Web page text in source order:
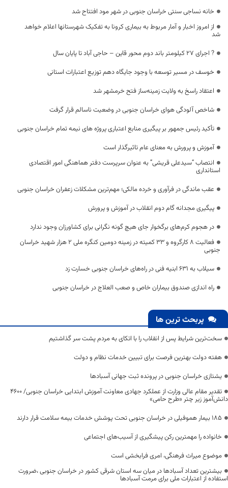
خانه نساجی سنتی خراسان جنوبی در شهر مود افتتاح شد
از امروز اخبار و آمار مربوط به بیماری کرونا به تفکیک شهرستانها اعلام خواهد
شد
? اجرای 27 کیلومتر باند دوم محور قاین – حاجی آباد تا پایان سال
خوسف در مسیر توسعه با وجود جایگاه دهم توزیع اعتبارات استانی
اعتقاد راسخ به ولایت زمینه‌ساز فتح خرمشهر شد
شاخص آلودگی هوای خراسان جنوبی در وضعیت ناسالم قرار گرفت
تأکید رئیس جمهور بر پیگیری منابع اعتباری پروژه های نیمه تمام خراسان جنوبی
آموزش و پرورش به معنای عام تاثیرگذار است
انتصاب “سیدعلی قریشی” به عنوان سرپرست دفتر هماهنگی امور اقتصادی
استانداری
عقب ماندگی در فرآوری و خرده مالکی؛ مهم‌ترین مشکلات زعفران خراسان جنوبی
پیگیری مجدانه گام دوم انقلاب در آموزش و پرورش
در هجوم کرم‌های برگخوار جای هیچ گونه نگرانی برای کشاورزان وجود ندارد
فعالیت ۸ کارگروه و ۳۳ کمیته در زمینه دومین کنگره ملی ۲ هزار شهید خراسان
جنوبی
سیلاب به ۶۳۱ ابنیه فنی در راه‌های خراسان جنوبی خسارت زد
راه اندازی صندوق بیماران خاص و صعب العلاج در خراسان جنوبی
پربحث ترین ها
سخت‌ترین شرایط پس از انقلاب را با اتکای به مردم پشت سر گذاشتیم
هفته دولت بهترین فرصت برای تبیین خدمات نظام و دولت
یشتازی خراسان جنوبی در پرونده ثبت جهانی آسبادها
تقدیر مقام عالی وزارت از عملکرد جهادی معاونت آموزش ابتدایی خراسان جنوبی/ ۴۶۰۰
دانش‌آموز زیر چتر «طرح حامی»
۱۸۵ بیمار هموفیلی در خراسان جنوبی تحت پوشش خدمات بیمه سلامت قرار دارند
خانواده را مهمترین رکن پیشگیری از آسیب‌های اجتماعی
موضوع میراث فرهنگی، امری فرابخشی است
بیشترین تعداد آسبادها در میان سه استان شرقی کشور در خراسان جنوبی ،ضرورت
استفاده از اعتبارات ملی برای مرمت آسبادها